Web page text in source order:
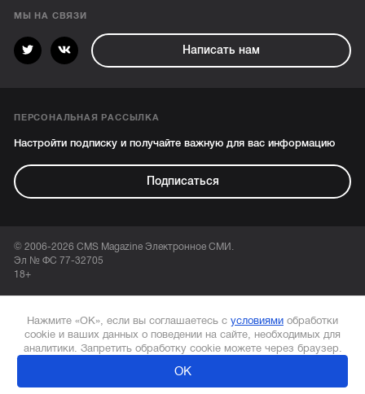
МЫ НА СВЯЗИ
Написать нам
ПЕРСОНАЛЬНАЯ РАССЫЛКА
Настройти подписку и получайте важную для вас информацию
Подписаться
© 2006-2026 CMS Magazine Электронное СМИ.
Эл № ФС 77-32705
18+
Нажмите «ОК», если вы соглашаетесь с условиями обработки
cookie и ваших данных о поведении на сайте, необходимых для
аналитики. Запретить обработку cookie можете через браузер.
ОК